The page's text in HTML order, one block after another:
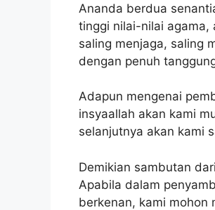
Ananda berdua
tinggi nilai-nilai agama,
saling menjaga, saling
dengan penuh
Adapun mengenai
insyaallah akan kami
selanjutnya akan kami
Demikian sambutan
Apabila dalam
berkenan, kami mohon